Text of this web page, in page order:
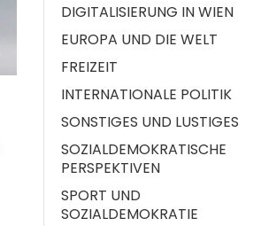
DIGITALISIERUNG IN WIEN
EUROPA UND DIE WELT
FREIZEIT
INTERNATIONALE POLITIK
SONSTIGES UND LUSTIGES
SOZIALDEMOKRATISCHE
PERSPEKTIVEN
SPORT UND
SOZIALDEMOKRATIE